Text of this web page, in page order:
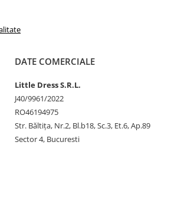
DATE COMERCIALE
Little Dress S.R.L.
J40/9961/2022
RO46194975
Str. Băltiţa, Nr.2, Bl.b18, Sc.3, Et.6, Ap.89
Sector 4, Bucuresti